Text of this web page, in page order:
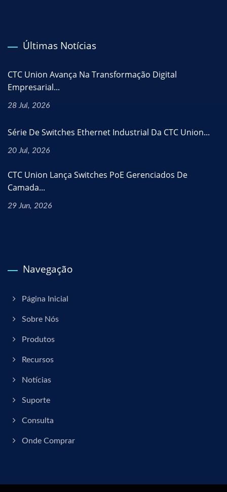
Últimas Notícias
CTC Union Avança Na Transformação Digital
Empresarial...
28 Jul, 2026
Série De Switches Ethernet Industrial Da CTC Union...
20 Jul, 2026
CTC Union Lança Switches PoE Gerenciados De
Camada...
29 Jun, 2026
Navegação
Página Inicial
Sobre Nós
Produtos
Recursos
Notícias
Suporte
Consulta
Onde Comprar